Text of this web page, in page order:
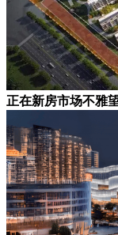
正在新房市场不雅